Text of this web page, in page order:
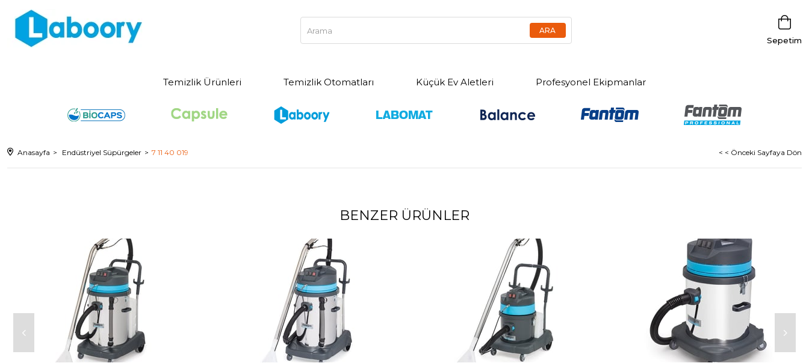
Sepetim
Temizlik Ürünleri Temizlik Otomatları Küçük Ev Aletleri Profesyonel Ekipmanlar
Anasayfa Endüstriyel Süpürgeler 7 11 40 019 < < Önceki Sayfaya Dön
BENZER ÜRÜNLER